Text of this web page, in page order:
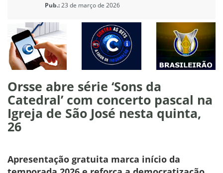
Pub.:23 de março de 2026
Orsse abre série ‘Sons da
Catedral’ com concerto pascal na
Igreja de São José nesta quinta,
26
Apresentação gratuita marca início da